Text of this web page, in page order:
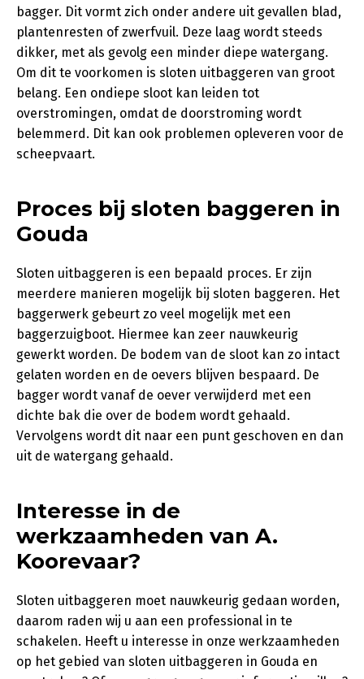
bagger. Dit vormt zich onder andere uit gevallen blad,
plantenresten of zwerfvuil. Deze laag wordt steeds
dikker, met als gevolg een minder diepe watergang.
Om dit te voorkomen is sloten uitbaggeren van groot
belang. Een ondiepe sloot kan leiden tot
overstromingen, omdat de doorstroming wordt
belemmerd. Dit kan ook problemen opleveren voor de
scheepvaart.
Proces bij sloten baggeren in
Gouda
Sloten uitbaggeren is een bepaald proces. Er zijn
meerdere manieren mogelijk bij sloten baggeren. Het
baggerwerk gebeurt zo veel mogelijk met een
baggerzuigboot. Hiermee kan zeer nauwkeurig
gewerkt worden. De bodem van de sloot kan zo intact
gelaten worden en de oevers blijven bespaard. De
bagger wordt vanaf de oever verwijderd met een
dichte bak die over de bodem wordt gehaald.
Vervolgens wordt dit naar een punt geschoven en dan
uit de watergang gehaald.
Interesse in de
werkzaamheden van A.
Koorevaar?
Sloten uitbaggeren moet nauwkeurig gedaan worden,
daarom raden wij u aan een professional in te
schakelen. Heeft u interesse in onze werkzaamheden
op het gebied van sloten uitbaggeren in Gouda en